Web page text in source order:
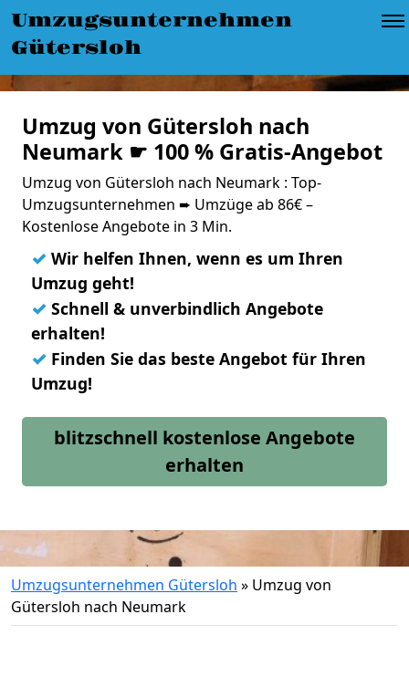
Umzugsunternehmen
Gütersloh
Umzug von Gütersloh nach
Neumark ☛ 100 % Gratis-Angebot
Umzug von Gütersloh nach Neumark : Top-
Umzugsunternehmen ➨ Umzüge ab 86€ –
Kostenlose Angebote in 3 Min.
✓ Wir helfen Ihnen, wenn es um Ihren
Umzug geht!
✓ Schnell & unverbindlich Angebote
erhalten!
✓ Finden Sie das beste Angebot für Ihren
Umzug!
blitzschnell kostenlose Angebote
erhalten
Umzugsunternehmen Gütersloh » Umzug von
Gütersloh nach Neumark